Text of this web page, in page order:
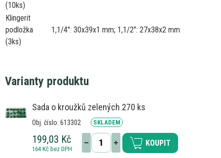
(10ks)
Klingerit
podložka
(3ks)
1,1/4": 30x39x1 mm; 1,1/2": 27x38x2 mm
Varianty produktu
Sada o kroužků zelených 270 ks
Obj. číslo: 613302 SKLADEM
199,03 Kč
164 Kč bez DPH
KOUPIT